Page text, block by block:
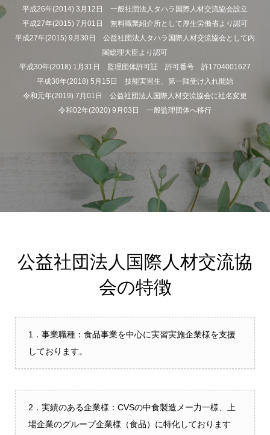
平成26年(2014) 3月12日 一般社団法人タハラ国際人材交流協会設立
平成27年(2015) 7月01日 無料職業紹介所として厚生労働省より認可
平成27年(2015) 9月30日 公益社団法人タハラ国際人材交流協会として内
閣総理大臣より認可
平成30年(2018) 1月31日 監理団体許可証 許可番号 許1704001627
平成30年(2018) 5月15日 技能実習生、第一陣受け入れ開始
令和元年(2019) 7月01日 公益社団法人国際人材交流協会に社名変更
令和02年(2020) 9月03日 一般監理団体へ移行
公益社団法人国際人材交流協
会の特徴
1．事業職種：食品事業を中心に実習実施企業様を支援
しております。
2．実績のある企業様：CVSの中食製造メー力一様、上
場企業のグループ企業様（食品）に特化しております